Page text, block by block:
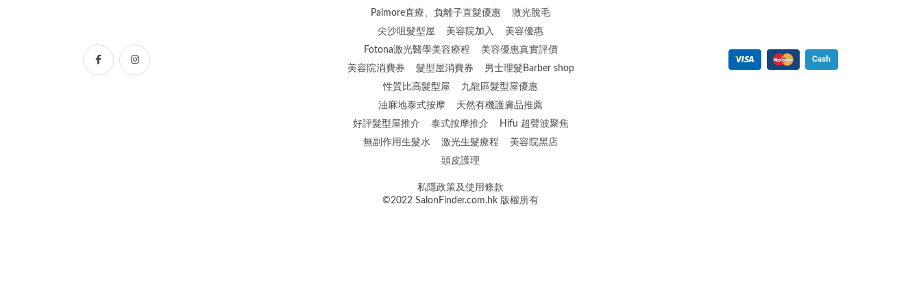
Paimore直療、負離子直髮優惠
激光脫毛
尖沙咀髮型屋
美容院加入
美容優惠
Fotona激光醫學美容療程
美容優惠真實評價
美容院消費券
髮型屋消費券
男士理髮Barber shop
性質比高髮型屋
九龍區髮型屋優惠
油麻地泰式按摩
天然有機護膚品推薦
好評髮型屋推介
泰式按摩推介
Hifu 超聲波聚焦
無副作用生髮水
激光生髮療程
美容院黑店
頭皮護理
私隱政策及使用條款
©2022 SalonFinder.com.hk 版權所有